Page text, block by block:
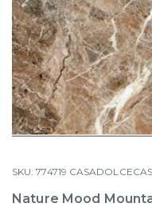
SKU:774719
Nature Mood